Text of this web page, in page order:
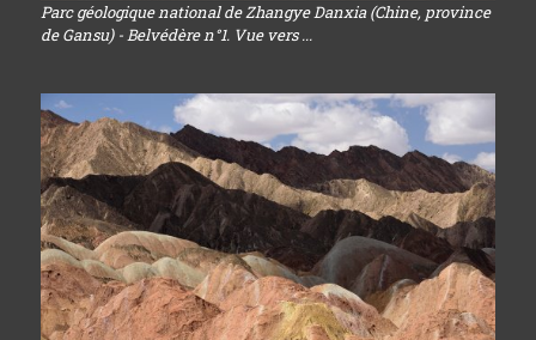
Parc géologique national de Zhangye Danxia (Chine, province
de Gansu) - Belvédère n°1. Vue vers ...